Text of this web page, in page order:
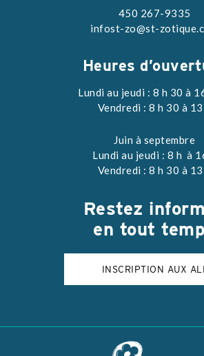
450 267-9335
infost-zo@st-
Heures
Lundi au jeudi : 8 h 30 à
Vendredi : 8 h 30 à 13
Juin à septembre
Lundi au jeudi : 8 h à
Vendredi : 8 h 30 à 13
Restez
en tout
INSCRIPTION AUX